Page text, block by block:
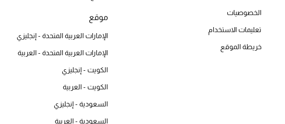
الخصوصيات
تعليمات الاستخدام
خريطة الموقع
موقع
الإمارات العربية المتحدة - إنجليزي
الإمارات العربية المتحدة - العربية
الكويت - إنجليزي
الكويت - العربية
السعودية - إنجليزي
السعودية - العربية